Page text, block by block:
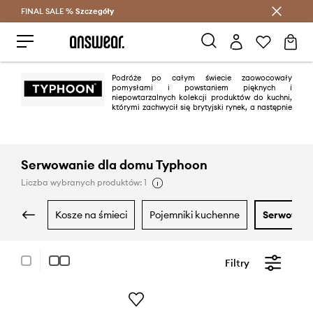
Oszczędzaj z Answear Club >
FINAL SALE % Szczegóły
Podróże po całym świecie zaowocowały
pomysłami i powstaniem pięknych i
niepowtarzalnych kolekcji produktów do kuchni,
którymi zachwycił się brytyjski rynek, a następnie
Serwowanie dla domu Typhoon
Liczba wybranych produktów: 1
kosze na śmieci pojemniki kuchenne
Filtry